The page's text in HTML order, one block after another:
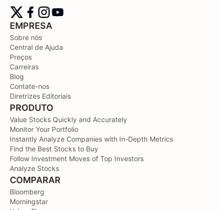
EMPRESA
Sobre nós
Central de Ajuda
Preços
Carreiras
Blog
Contate-nos
Diretrizes Editoriais
PRODUTO
Value Stocks Quickly and Accurately
Monitor Your Portfolio
Instantly Analyze Companies with In-Depth Metrics
Find the Best Stocks to Buy
Follow Investment Moves of Top Investors
Analyze Stocks
COMPARAR
Bloomberg
Morningstar